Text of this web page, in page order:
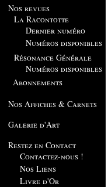
Nos revues
La Racontotte
Dernier numéro
Numéros disponibles
Résonance Générale
Numéros disponibles
Abonnements
Nos Affiches & Carnets
Galerie d'Art
Restez en Contact
Contactez-nous !
Nos Liens
Livre d'Or